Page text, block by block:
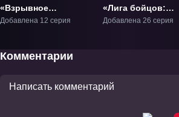
«Взрывное
мужество» ТВ-1
Добавлена 12 серия
«Лига бойцов:
Мастера привода»
Добавлена 26 серия
Комментарии